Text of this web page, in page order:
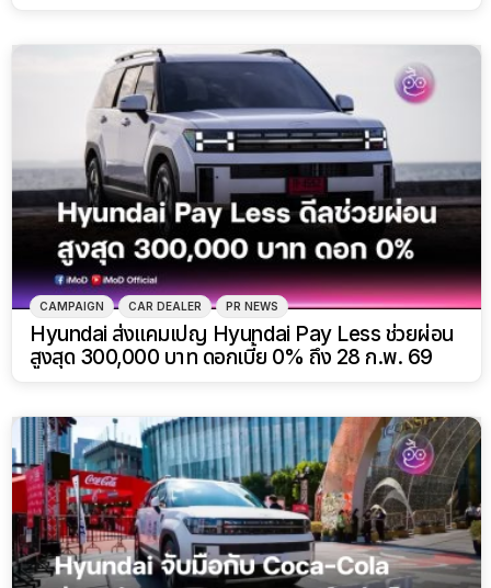
CAMPAIGN CAR DEALER PR NEWS
Hyundai ส่งแคมเปญ Hyundai Pay Less ช่วยผ่อน
สูงสุด 300,000 บาท ดอกเบี้ย 0% ถึง 28 ก.พ. 69